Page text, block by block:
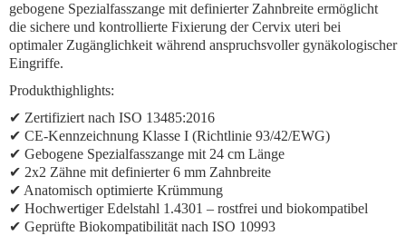
gebogene Spezialfasszange mit definierter Zahnbreite ermöglicht
die sichere und kontrollierte Fixierung der Cervix uteri bei
optimaler Zugänglichkeit während anspruchsvoller gynäkologischer
Eingriffe.
Produkthighlights:
✔ Zertifiziert nach ISO 13485:2016
✔ CE-Kennzeichnung Klasse I (Richtlinie 93/42/EWG)
✔ Gebogene Spezialfasszange mit 24 cm Länge
✔ 2x2 Zähne mit definierter 6 mm Zahnbreite
✔ Anatomisch optimierte Krümmung
✔ Hochwertiger Edelstahl 1.4301 – rostfrei und biokompatibel
✔ Geprüfte Biokompatibilität nach ISO 10993